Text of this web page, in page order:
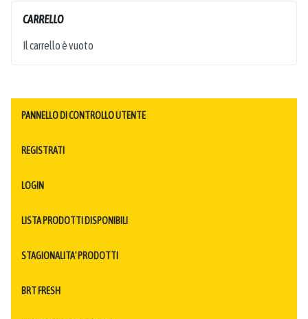
CARRELLO
Il carrello è vuoto
PANNELLO DI CONTROLLO UTENTE
REGISTRATI
LOGIN
LISTA PRODOTTI DISPONIBILI
STAGIONALITA' PRODOTTI
BRT FRESH